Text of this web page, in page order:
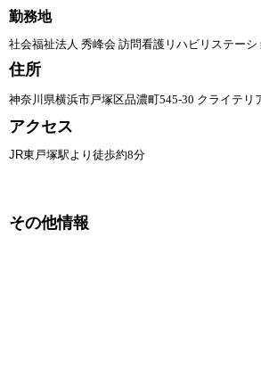
勤務地
社会福祉法人 秀峰会 訪問看護リハビリステー
住所
神奈川県横浜市戸塚区品濃町545-30 クライテリ
アクセス
JR東戸塚駅より徒歩約8分
その他情報